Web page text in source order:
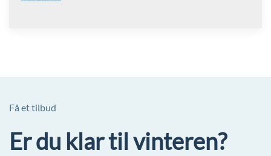
Få et tilbud
Er du klar til vinteren?